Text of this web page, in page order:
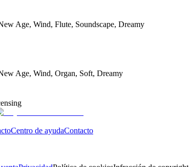
Age, Wind, Flute, Soundscape, Dreamy
Age, Wind, Organ, Soft, Dreamy
Centro de ayudaContacto